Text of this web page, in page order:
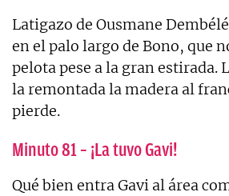
Latigazo de Ousmane
en el palo largo de Bono, que
pelota pese a la gran estirada.
la remontada la madera al
pierde.
Minuto 81 – ¡La tuvo Gavi!
Qué bien entra Gavi al área